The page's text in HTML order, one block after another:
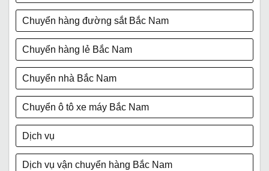
Chuyển hàng đường sắt Bắc Nam
Chuyển hàng lẻ Bắc Nam
Chuyển nhà Bắc Nam
Chuyển ô tô xe máy Bắc Nam
Dịch vụ
Dịch vụ vận chuyển hàng Bắc Nam